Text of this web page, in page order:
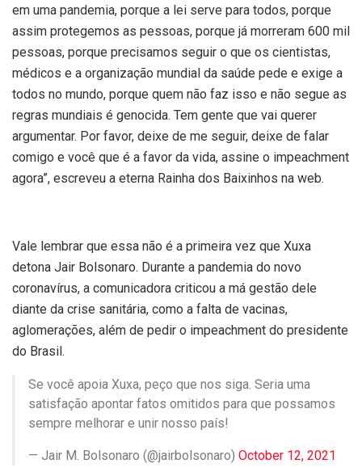
em uma pandemia, porque a lei serve para todos, porque
assim protegemos as pessoas, porque já morreram 600 mil
pessoas, porque precisamos seguir o que os cientistas,
médicos e a organização mundial da saúde pede e exige a
todos no mundo, porque quem não faz isso e não segue as
regras mundiais é genocida. Tem gente que vai querer
argumentar. Por favor, deixe de me seguir, deixe de falar
comigo e você que é a favor da vida, assine o impeachment
agora”, escreveu a eterna Rainha dos Baixinhos na web.
Vale lembrar que essa não é a primeira vez que Xuxa
detona Jair Bolsonaro. Durante a pandemia do novo
coronavírus, a comunicadora criticou a má gestão dele
diante da crise sanitária, como a falta de vacinas,
aglomerações, além de pedir o impeachment do presidente
do Brasil.
Se você apoia Xuxa, peço que nos siga. Seria uma
satisfação apontar fatos omitidos para que possamos
sempre melhorar e unir nosso país!
— Jair M. Bolsonaro (@jairbolsonaro) October 12, 2021